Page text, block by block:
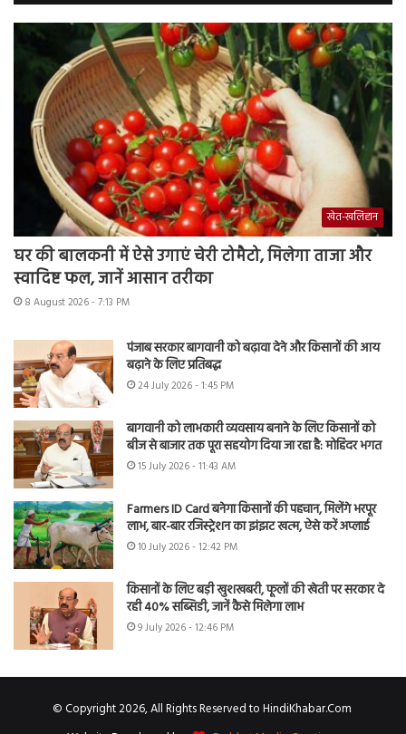
खेत-खलिहान
घर की बालकनी में ऐसे उगाएं चेरी टोमैटो, मिलेगा ताजा और
स्वादिष्ट फल, जानें आसान तरीका
8 August 2026 - 7:13 PM
पंजाब सरकार बागवानी को बढ़ावा देने और किसानों की आय
बढ़ाने के लिए प्रतिबद्ध
24 July 2026 - 1:45 PM
बागवानी को लाभकारी व्यवसाय बनाने के लिए किसानों को
बीज से बाजार तक पूरा सहयोग दिया जा रहा है: मोहिंदर भगत
15 July 2026 - 11:43 AM
Farmers ID Card बनेगा किसानों की पहचान, मिलेंगे भरपूर
लाभ, बार-बार रजिस्ट्रेशन का झंझट खत्म, ऐसे करें अप्लाई
10 July 2026 - 12:42 PM
किसानों के लिए बड़ी खुशखबरी, फूलों की खेती पर सरकार दे
रही 40% सब्सिडी, जानें कैसे मिलेगा लाभ
9 July 2026 - 12:46 PM
© Copyright 2026, All Rights Reserved to HindiKhabar.Com